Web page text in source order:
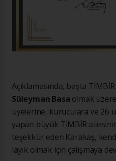
Açıklamasında, başta
Süleyman Basa olmak
üyelerine, kuruculara ve 26
yapan büyük TİMBİR
teşekkür eden Karakaş,
layık olmak için çalışmaya